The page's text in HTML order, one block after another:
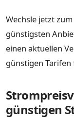
Wechsle jetzt
günstigsten
einen aktuellen
günstigen
günstigen